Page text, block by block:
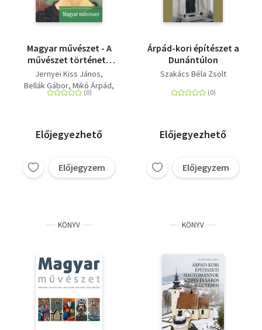
Magyar művészet - A
művészet története
sorozat 16. kötete
Jernyei Kiss János
Bellák Gábor Mikó Árpád
Keserű Katalin
Előjegyezhető
Előjegyzem
Árpád-kori építészet a
Dunántúlon
Szakács Béla Zsolt
Előjegyezhető
Előjegyzem
KÖNYV KÖNYV